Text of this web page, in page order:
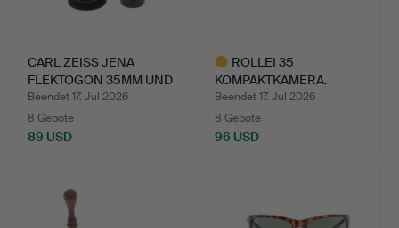
CARL ZEISS JENA
FLEKTOGON 35MM UND
EIN PEN…
Beendet 17. Jul 2026
8 Gebote
89 USD
ROLLEI 35
KOMPAKTKAMERA.
Beendet 17. Jul 2026
8 Gebote
96 USD